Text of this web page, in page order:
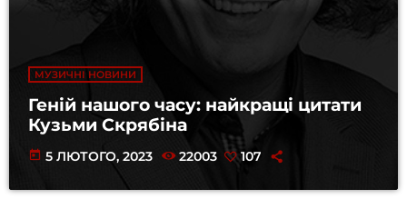
МУЗИЧНІ НОВИНИ
Геній нашого часу: найкращі цитати
Кузьми Скрябіна
today 5 ЛЮТОГО, 2023 22003 107